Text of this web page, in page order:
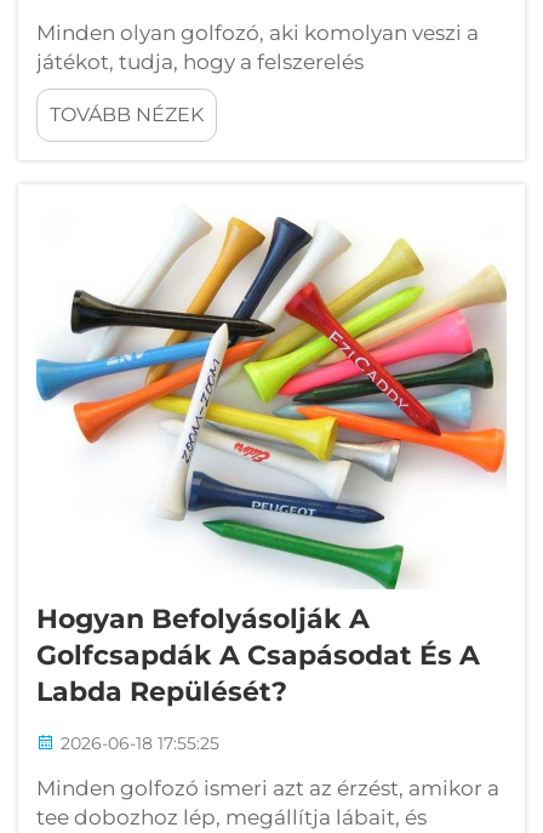
Minden olyan golfozó, aki komolyan veszi a
játékot, tudja, hogy a felszerelés
karbantartása ugyanolyan fontos, mint a
technika. A sok kis eszköz közül, amelyeknek
helyük van egy golfozó táskájában, a golfkefe
alábecsült eszközök között...
TOVÁBB NÉZEK
Hogyan Befolyásolják A
Golfcsapdák A Csapásodat És A
Labda Repülését?
2026-06-18 17:55:25
Minden golfozó ismeri azt az érzést, amikor a
tee dobozhoz lép, megállítja lábait, és